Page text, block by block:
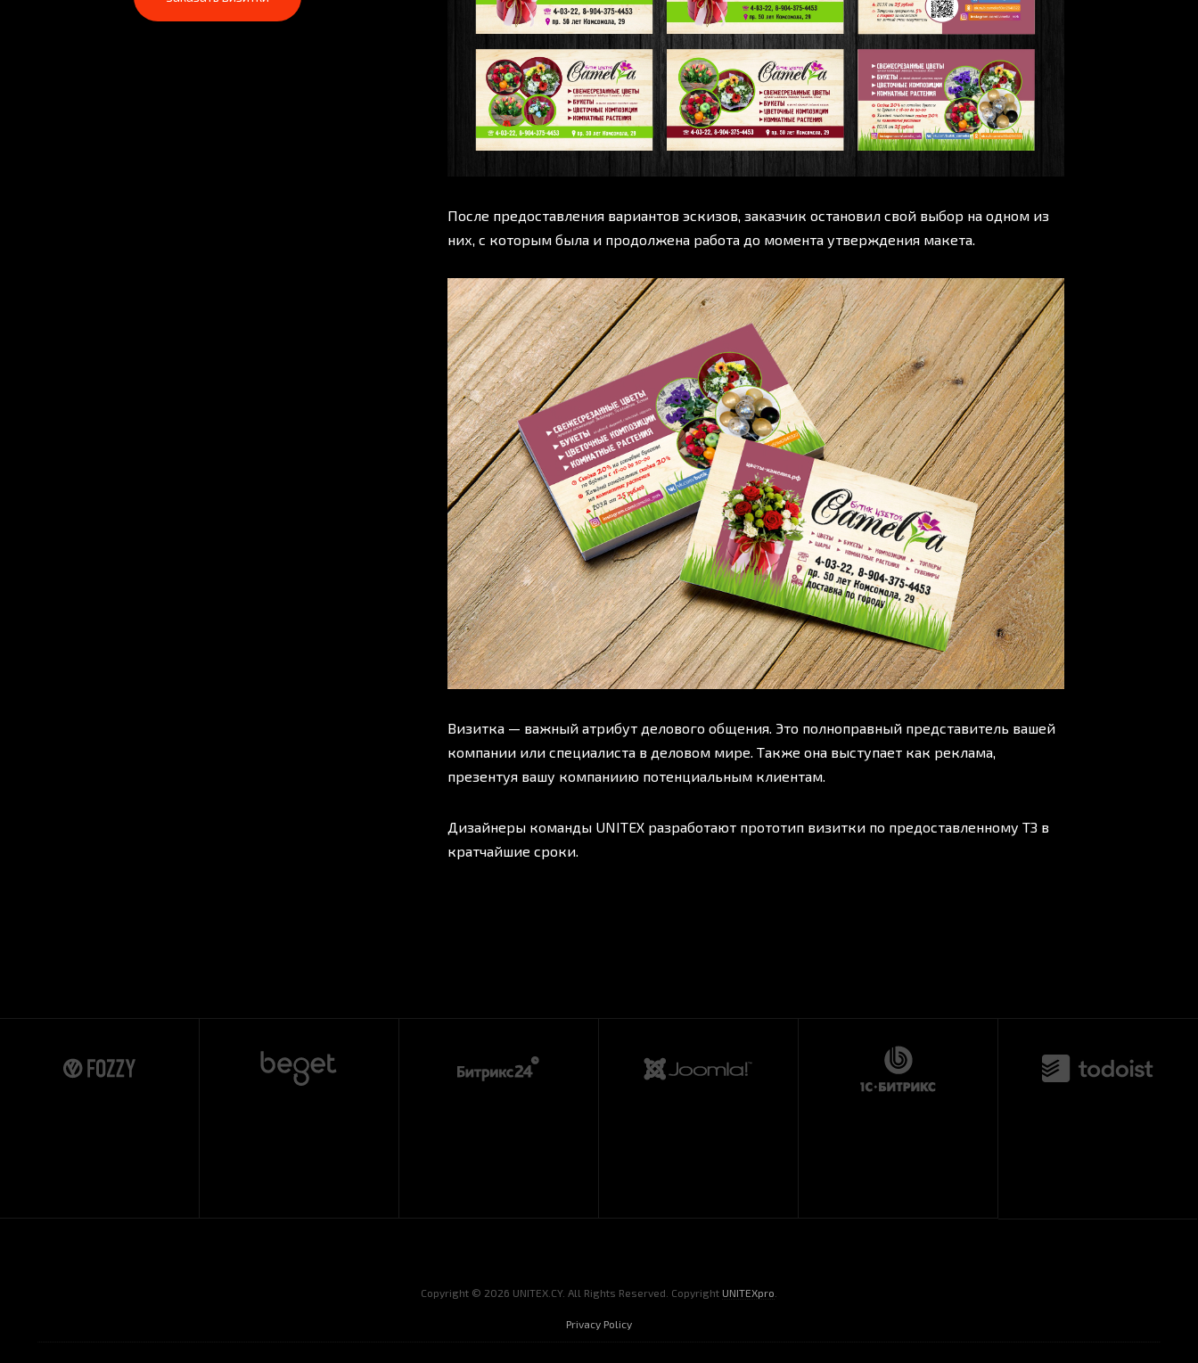
После предоставления вариантов эскизов, заказчик остановил свой выбор на одном из
них, с которым была и продолжена работа до момента утверждения макета.
Визитка — важный атрибут делового общения. Это полноправный представитель вашей
компании или специалиста в деловом мире. Также она выступает как реклама,
презентуя вашу компаниию потенциальным клиентам.
Дизайнеры команды UNITEX разработают прототип визитки по предоставленному ТЗ в
кратчайшие сроки.
Copyright © 2026 UNITEX.CY. All Rights Reserved. Copyright UNITEXpro
Privacy Policy